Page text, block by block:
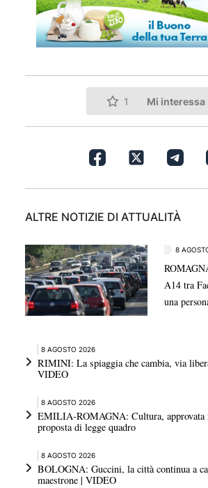
1 Mi interessa
ALTRE NOTIZIE DI ATTUALITÀ
8
A14 tra
una
8 AGOSTO 2026
RIMINI: La spiaggia che cambia, via
VIDEO
8 AGOSTO 2026
EMILIA-ROMAGNA: Cultura, approvata
proposta di legge quadro
8 AGOSTO 2026
BOLOGNA: Guccini, la città continua a
maestrone | VIDEO